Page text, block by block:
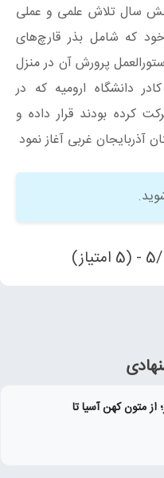
از شش سال تلاش علمی و عملی
که شامل بذر قارچ‌های
پرورش آن در منزل
دانشگاه ارومیه که در
کرده بودند قرار داده و
آذربایجان غربی آغاز نمود
از متون کهن آسیا تا